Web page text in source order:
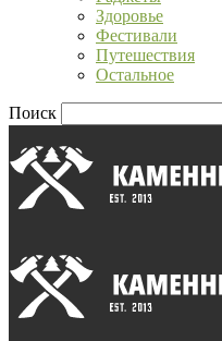
Здоровье
Фестивали
Путешествия
Остальное
Поиск